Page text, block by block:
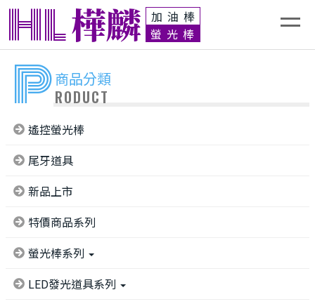
HL樺麟 加油棒
螢光棒
商品分類
PRODUCT
遙控螢光棒
尾牙道具
新品上市
特價商品系列
螢光棒系列
LED發光道具系列